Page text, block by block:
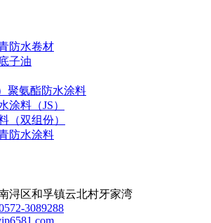
防水卷材
子油
聚氨酯防水涂料
涂料（JS）
（双组份）
防水涂料
浔区和孚镇云北村牙家湾
3089288